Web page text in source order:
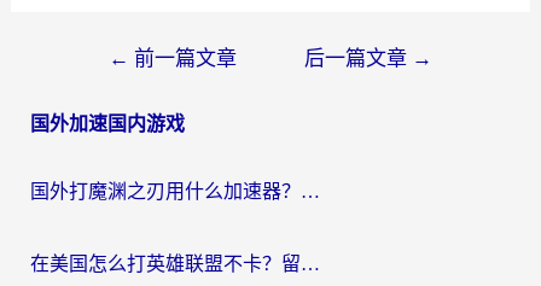
导
← 前一篇文章 后一篇文章 →
国外加速国内游戏
国外打魔渊之刃用什么加速器？2026海外玩家国服游戏加速全攻略（附闪耀暖暖&复苏的魔女避坑指南）
在美国怎么打英雄联盟不卡？留学生亲测的国服游戏加速全攻略